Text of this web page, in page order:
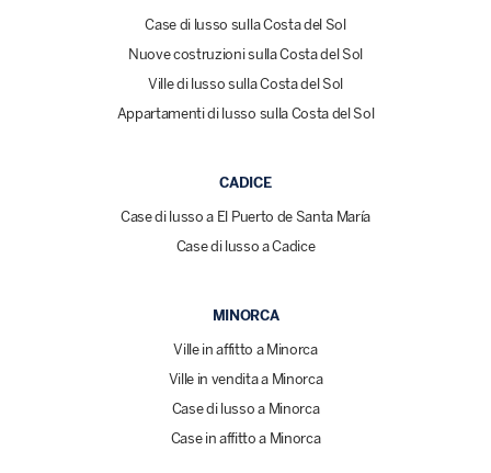
Case di lusso sulla Costa del Sol
Nuove costruzioni sulla Costa del Sol
Ville di lusso sulla Costa del Sol
Appartamenti di lusso sulla Costa del Sol
CADICE
Case di lusso a El Puerto de Santa María
Case di lusso a Cadice
MINORCA
Ville in affitto a Minorca
Ville in vendita a Minorca
Case di lusso a Minorca
Case in affitto a Minorca